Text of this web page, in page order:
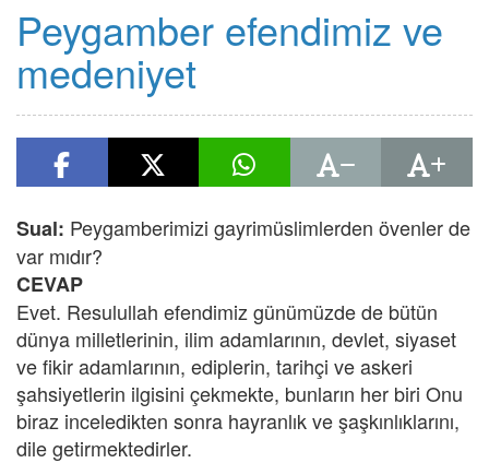
Peygamber efendimiz ve
medeniyet
Sual: Peygamberimizi gayrimüslimlerden övenler de
var mıdır?
CEVAP
Evet. Resulullah efendimiz günümüzde de bütün
dünya milletlerinin, ilim adamlarının, devlet, siyaset
ve fikir adamlarının, ediplerin, tarihçi ve askeri
şahsiyetlerin ilgisini çekmekte, bunların her biri Onu
biraz inceledikten sonra hayranlık ve şaşkınlıklarını,
dile getirmektedirler.